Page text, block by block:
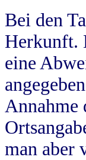
Bei den
Herkunft.
eine
man aber